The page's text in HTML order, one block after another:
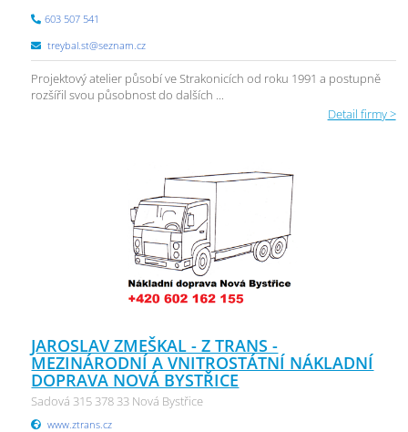
603 507 541
treybal.st@seznam.cz
Projektový atelier působí ve Strakonicích od roku 1991 a postupně
rozšířil svou působnost do dalších ...
Detail firmy >
JAROSLAV ZMEŠKAL - Z TRANS -
MEZINÁRODNÍ A VNITROSTÁTNÍ NÁKLADNÍ
DOPRAVA NOVÁ BYSTŘICE
Sadová 315 378 33 Nová Bystřice
www.ztrans.cz